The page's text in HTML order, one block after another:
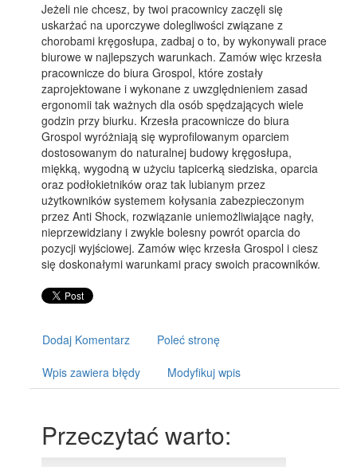
Jeżeli nie chcesz, by twoi pracownicy zaczęli się
uskarżać na uporczywe dolegliwości związane z
chorobami kręgosłupa, zadbaj o to, by wykonywali prace
biurowe w najlepszych warunkach. Zamów więc krzesła
pracownicze do biura Grospol, które zostały
zaprojektowane i wykonane z uwzględnieniem zasad
ergonomii tak ważnych dla osób spędzających wiele
godzin przy biurku. Krzesła pracownicze do biura
Grospol wyróżniają się wyprofilowanym oparciem
dostosowanym do naturalnej budowy kręgosłupa,
miękką, wygodną w użyciu tapicerką siedziska, oparcia
oraz podłokietników oraz tak lubianym przez
użytkowników systemem kołysania zabezpieczonym
przez Anti Shock, rozwiązanie uniemożliwiające nagły,
nieprzewidziany i zwykle bolesny powrót oparcia do
pozycji wyjściowej. Zamów więc krzesła Grospol i ciesz
się doskonałymi warunkami pracy swoich pracowników.
Dodaj Komentarz Poleć stronę
Wpis zawiera błędy Modyfikuj wpis
Przeczytać warto: